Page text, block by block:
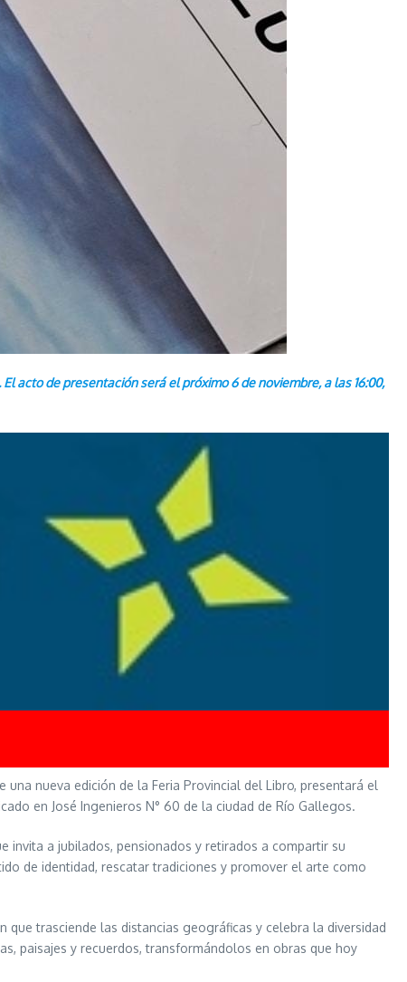
acto de presentación será el próximo 6 de noviembre, a las 16:00,
nueva edición de la Feria Provincial del Libro, presentará el
en José Ingenieros N° 60 de la ciudad de Río Gallegos.
invita a jubilados, pensionados y retirados a compartir su
de identidad, rescatar tradiciones y promover el arte como
trasciende las distancias geográficas y celebra la diversidad
paisajes y recuerdos, transformándolos en obras que hoy